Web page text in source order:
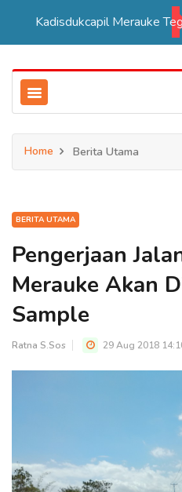
Home Berita Utama
BERITA UTAMA
Pengerjaan
Merauke Akan
Sample
Ratna S.Sos 29 Aug 2018